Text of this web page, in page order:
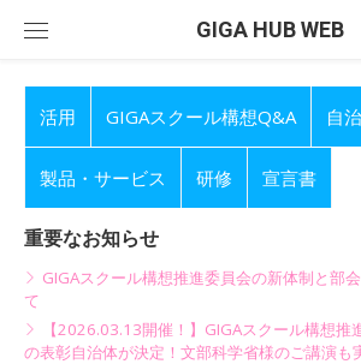
GIGA HUB WEB
活用 GIGAスクール構想Q&A 自
製品・サービス 研修 宣言書
重要なお知らせ
GIGAスクール構想推進委員会の新体制と部
て
【2026.03.13開催！】GIGAスクール構想推
の表彰自治体が決定！文部科学省様のご講演も